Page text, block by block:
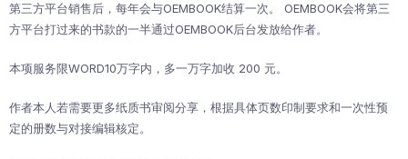
第三方平台销售后，每年会与OEMBOOK结算一次。 OEMBOOK会将第三
方平台打过来的书款的一半通过OEMBOOK后台发放给作者。
本项服务限WORD10万字内，多一万字加收 200 元。
作者本人若需要更多纸质书审阅分享，根据具体页数印制要求和一次性预
定的册数与对接编辑核定。